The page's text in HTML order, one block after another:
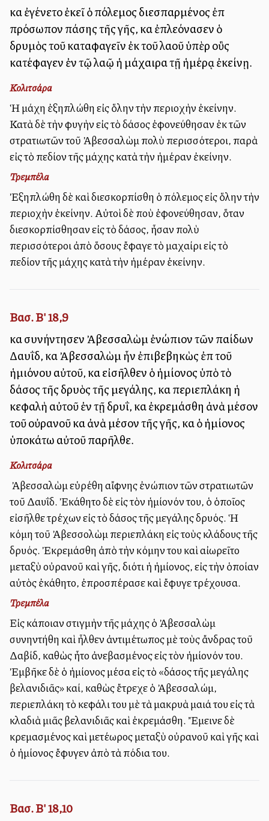
καὶ ἐγένετο ἐκεῖ ὁ πόλεμος διεσπαρμένος ἐπὶ
πρόσωπον πάσης τῆς γῆς, καὶ ἐπλεόνασεν ὁ
δρυμὸς τοῦ καταφαγεῖν ἐκ τοῦ λαοῦ ὑπὲρ οὓς
κατέφαγεν ἐν τῷ λαῷ ἡ μάχαιρα τῇ ἡμέρᾳ ἐκείνῃ.
Κολιτσάρα
Ἡ μάχη ἐξηπλώθη εἰς ὅλην τὴν περιοχὴν ἐκείνην.
Κατὰ δὲ τὴν φυγὴν εἰς τὸ δάσος ἐφονεύθησαν ἐκ τῶν
στρατιωτῶν τοῦ Ἀβεσσαλὼμ πολὺ περισσότεροι, παρὰ
εἰς τὸ πεδίον τῆς μάχης κατὰ τὴν ἡμέραν ἐκείνην.
Τρεμπέλα
Ἐξηπλώθη δὲ καὶ διεσκορπίσθη ὁ πόλεμος εἰς ὅλην τὴν
περιοχὴν ἐκείνην. Αὐτοὶ δὲ ποὺ ἐφονεύθησαν, ὅταν
διεσκορπίσθησαν εἰς τὸ δάσος, ἦσαν πολὺ
περισσότεροι ἀπὸ ὅσους ἔφαγε τὸ μαχαίρι εἰς τὸ
πεδίον τῆς μάχης κατὰ τὴν ἡμέραν ἐκείνην.
Βασ. Β' 18,9
καὶ συνήντησεν Ἀβεσσαλὼμ ἐνώπιον τῶν παίδων
Δαυΐδ, καὶ Ἀβεσσαλὼμ ἦν ἐπιβεβηκὼς ἐπὶ τοῦ
ἡμιόνου αὐτοῦ, καὶ εἰσῆλθεν ὁ ἡμίονος ὑπὸ τὸ
δάσος τῆς δρυὸς τῆς μεγάλης, καὶ περιεπλάκη ἡ
κεφαλὴ αὐτοῦ ἐν τῇ δρυΐ, καὶ ἐκρεμάσθη ἀνὰ μέσον
τοῦ οὐρανοῦ καὶ ἀνὰ μέσον τῆς γῆς, καὶ ὁ ἡμίονος
ὑποκάτω αὐτοῦ παρῆλθε.
Κολιτσάρα
Ὁ Ἀβεσσαλὼμ εὑρέθη αἴφνης ἐνώπιον τῶν στρατιωτῶν
τοῦ Δαυΐδ. Ἐκάθητο δὲ εἰς τὸν ἡμίονόν του, ὁ ὁποῖος
εἰσῆλθε τρέχων εἰς τὸ δάσος τῆς μεγάλης δρυός. Ἡ
κόμη τοῦ Ἀβεσσολὼμ περιεπλάκη εἰς τοὺς κλάδους τῆς
δρυός. Ἐκρεμάσθη ἀπὸ τὴν κόμην του καὶ αἰωρεῖτο
μεταξὺ οὐρανοῦ καὶ γῆς, διότι ἡ ἡμίονος, εἰς τὴν ὁποίαν
αὐτὸς ἐκάθητο, ἐπροσπέρασε καὶ ἔφυγε τρέχουσα.
Τρεμπέλα
Εἰς κάποιαν στιγμὴν τῆς μάχης ὁ Ἀβεσσαλὼμ
συνηντήθη καὶ ἦλθεν ἀντιμέτωπος μὲ τοὺς ἄνδρας τοῦ
Δαβίδ, καθὼς ἦτο ἀνεβασμένος εἰς τὸν ἡμίονόν του.
Ἐμβῆκε δὲ ὁ ἡμίονος μέσα εἰς τὸ «δάσος τῆς μεγάλης
βελανιδιᾶς» καί, καθὼς ἔτρεχε ὁ Ἀβεσσαλώμ,
περιεπλάκη τὸ κεφάλι του μὲ τὰ μακρυὰ μαλλιά του εἰς τὰ
κλαδιὰ μιᾶς βελανιδιᾶς καὶ ἐκρεμάσθη. Ἔμεινε δὲ
κρεμασμένος καὶ μετέωρος μεταξὺ οὐρανοῦ καὶ γῆς καὶ
ὁ ἡμίονος ἔφυγεν ἀπὸ τὰ πόδια του.
Βασ. Β' 18,10